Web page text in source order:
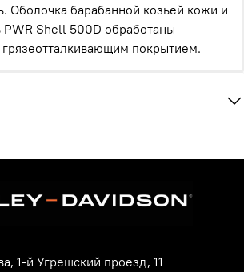
Оболочка барабанной козьей кожи и
PWR Shell 500D обработаны
покрытием.
1-й Угрешский проезд, 11